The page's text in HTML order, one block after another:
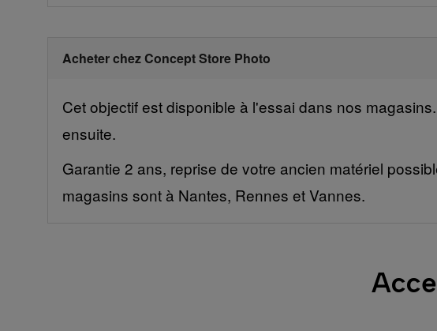
Acheter chez Concept Store Photo
Cet objectif est disponible à l'essai dans nos
ensuite.
Garantie 2 ans, reprise de votre ancien matériel
magasins sont à Nantes, Rennes et Vannes.